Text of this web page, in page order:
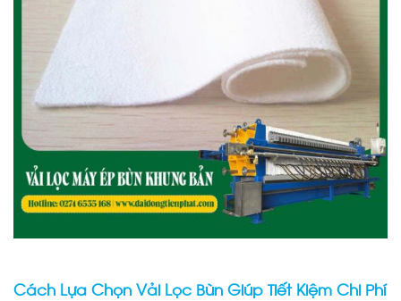
Cách Lựa Chọn Vải Lọc Bùn Giúp Tiết Kiệm Chi Phí